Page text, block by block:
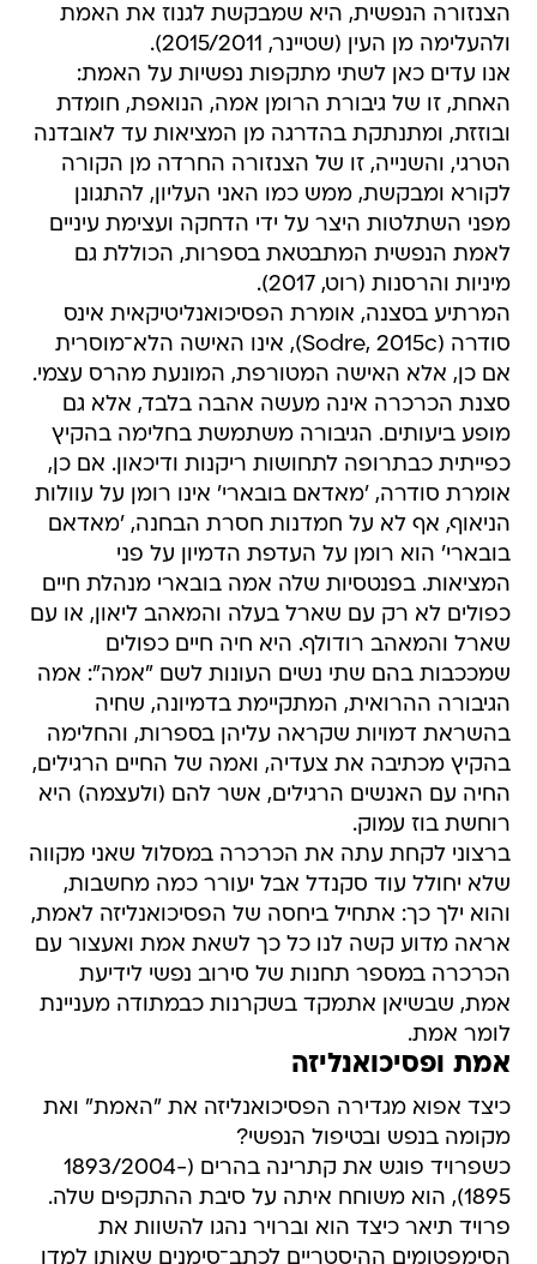
הצנזורה הנפשית, היא שמבקשת לגנוז את האמת
ולהעלימה מן העין (שטיינר, 2015/2011).
אנו עדים כאן לשתי מתקפות נפשיות על האמת:
האחת, זו של גיבורת הרומן אמה, הנואפת, חומדת
ובוזזת, ומתנתקת בהדרגה מן המציאות עד לאובדנה
הטרגי, והשנייה, זו של הצנזורה החרדה מן הקורה
לקורא ומבקשת, ממש כמו האני העליון, להתגונן
מפני השתלטות היצר על ידי הדחקה ועצימת עיניים
לאמת הנפשית המתבטאת בספרות, הכוללת גם
מיניות והרסנות (רוט, 2017).
המרתיע בסצנה, אומרת הפסיכואנליטיקאית אינס
סודרה (Sodre, 2015c), אינו האישה הלא־מוסרית
אם כן, אלא האישה המטורפת, המונעת מהרס עצמי.
סצנת הכרכרה אינה מעשה אהבה בלבד, אלא גם
מופע ביעותים. הגיבורה משתמשת בחלימה בהקיץ
כפייתית כבתרופה לתחושות ריקנות ודיכאון. אם כן,
אומרת סודרה, 'מאדאם בובארי' אינו רומן על עוולות
הניאוף, אף לא על חמדנות חסרת הבחנה, 'מאדאם
בובארי' הוא רומן על העדפת הדמיון על פני
המציאות. בפנטסיות שלה אמה בובארי מנהלת חיים
כפולים לא רק עם שארל בעלה והמאהב ליאון, או עם
שארל והמאהב רודולף. היא חיה חיים כפולים
שמככבות בהם שתי נשים העונות לשם "אמה": אמה
הגיבורה ההרואית, המתקיימת בדמיונה, שחיה
בהשראת דמויות שקראה עליהן בספרות, והחלימה
בהקיץ מכתיבה את צעדיה, ואמה של החיים הרגילים,
החיה עם האנשים הרגילים, אשר להם (ולעצמה) היא
רוחשת בוז עמוק.
ברצוני לקחת עתה את הכרכרה במסלול שאני מקווה
שלא יחולל עוד סקנדל אבל יעורר כמה מחשבות,
והוא ילך כך: אתחיל ביחסה של הפסיכואנליזה לאמת,
אראה מדוע קשה לנו כל כך לשאת אמת ואעצור עם
הכרכרה במספר תחנות של סירוב נפשי לידיעת
אמת, שבשיאן אתמקד בשקרנות כבמתודה מעניינת
לומר אמת.
אמת ופסיכואנליזה
כיצד אפוא מגדירה הפסיכואנליזה את "האמת" ואת
מקומה בנפש ובטיפול הנפשי?
כשפרויד פוגש את קתרינה בהרים (1893/2004-
1895), הוא משוחח איתה על סיבת ההתקפים שלה.
פרויד תיאר כיצד הוא וברויר נהגו להשוות את
הסימפטומים ההיסטריים לכתב־סימנים שאותו למדו